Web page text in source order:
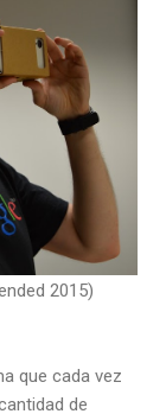
2015)
que cada vez
de